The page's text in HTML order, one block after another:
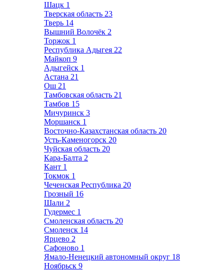
Шацк 1
Тверская область 23
Тверь 14
Вышний Волочёк 2
Торжок 1
Республика Адыгея 22
Майкоп 9
Адыгейск 1
Астана 21
Ош 21
Тамбовская область 21
Тамбов 15
Мичуринск 3
Моршанск 1
Восточно-Казахстанская область 20
Усть-Каменогорск 20
Чуйская область 20
Кара-Балта 2
Кант 1
Токмок 1
Чеченская Республика 20
Грозный 16
Шали 2
Гудермес 1
Смоленская область 20
Смоленск 14
Ярцево 2
Сафоново 1
Ямало-Ненецкий автономный округ 18
Ноябрьск 9